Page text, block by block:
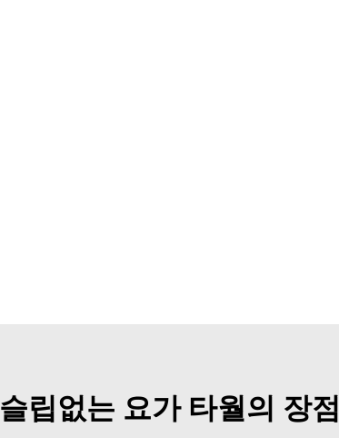
슬립없는 요가 타월의 장점